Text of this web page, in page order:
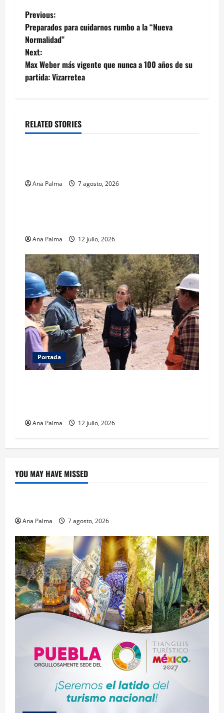
Post
navigation
Previous:
Preparados para cuidarnos rumbo a la “Nueva
Normalidad”
Next:
Max Weber más vigente que nunca a 100 años de su
partida: Vizarretea
RELATED STORIES
Estados Portada
Ana Palma 7 agosto, 2026
MEXICO Portada
Ana Palma 12 julio, 2026
Portada
Ana Palma 12 julio, 2026
YOU MAY HAVE MISSED
Estados Portada
Ana Palma 7 agosto, 2026